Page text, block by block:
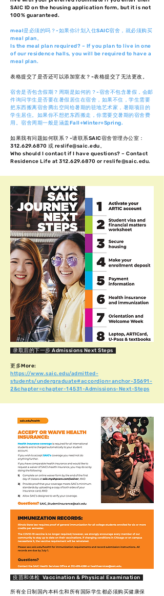
SAIC ID on the housing application form, but it is not
100% guaranteed.
meal是必须的吗？-如果你计划入住SAIC宿舍，就必须购买
meal plan。
Is the meal plan required? – If you plan to live in one
of our residence halls, you will be required to have a
meal plan.
表格提交了是否还可以添加室友？-表格提交了无法更改。
宿舍是否包含假期？周期是如何的？-宿舍不包含暑假，会邮
件询问学生是否要在暑假居住在宿舍，如果不住，学生需要
把东西搬离宿舍腾出空间给暑期的驻地艺术家，暑期项目的
学生居住。如果你不想把东西搬走，你需要交暑期的宿舍费
用。宿舍周期一般是涵盖Fall+Winter+Spring.
如果我有问题如何联系？-请联系SAIC宿舍管理办公室：
312.629.6870 或 reslife@saic.edu。
Who should I contact if I have questions? – Contact
Residence Life at 312.629.6870 or reslife@saic.edu.
录取后的下一步 Admissions Next Steps
​更多More:
https://www.saic.edu/admitted-
students/undergraduate#accordion=anchor-35691-
2&chapter=chapter-14531-Admissions-Next-Steps
疫苗和体检 Vaccination & Physical Examination
所有全日制国内本科生和所有国际学生都必须购买健康保